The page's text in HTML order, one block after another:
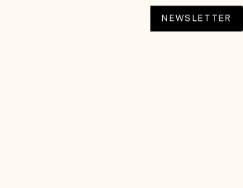
NEWSLETTER